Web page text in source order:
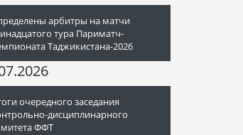
арбитры на матчи
тура Париматч-
Таджикистана-2026
очередного заседания
дисциплинарного
ФФТ